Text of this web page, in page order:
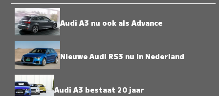
Audi A3 nu ook als Advance
Nieuwe Audi RS3 nu in Nederland
Audi A3 bestaat 20 jaar